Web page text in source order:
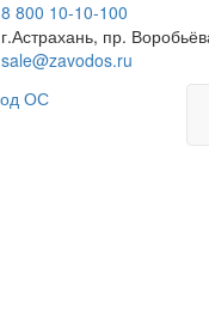
8 800 10-10-100
г.Астрахань, пр.
sale@zavodos.ru